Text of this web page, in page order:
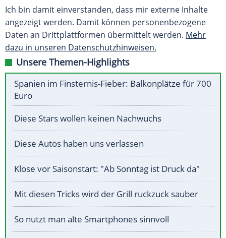
Ich bin damit einverstanden, dass mir externe Inhalte
angezeigt werden. Damit können personenbezogene
Daten an Drittplattformen übermittelt werden. Mehr
dazu in unseren Datenschutzhinweisen.
Unsere Themen-Highlights
Spanien im Finsternis-Fieber: Balkonplätze für 700
Euro
Diese Stars wollen keinen Nachwuchs
Diese Autos haben uns verlassen
Klose vor Saisonstart: "Ab Sonntag ist Druck da"
Mit diesen Tricks wird der Grill ruckzuck sauber
So nutzt man alte Smartphones sinnvoll